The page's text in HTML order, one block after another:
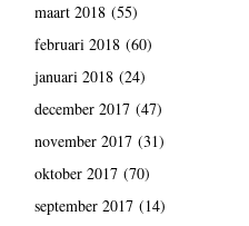
maart 2018(55)
februari 2018(60)
januari 2018(24)
december 2017(47)
november 2017(31)
oktober 2017(70)
september 2017(14)